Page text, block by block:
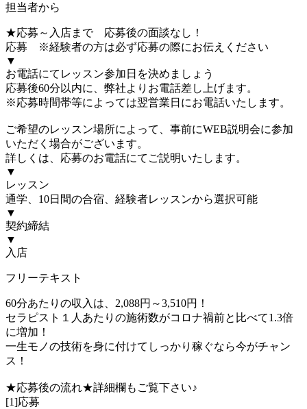
担当者から
★応募～入店まで 応募後の面談なし！
応募 ※経験者の方は必ず応募の際にお伝えください
▼
お電話にてレッスン参加日を決めましょう
応募後60分以内に、弊社よりお電話差し上げます。
※応募時間帯等によっては翌営業日にお電話いたします。
ご希望のレッスン場所によって、事前にWEB説明会に参加
いただく場合がございます。
詳しくは、応募のお電話にてご説明いたします。
▼
レッスン
通学、10日間の合宿、経験者レッスンから選択可能
▼
契約締結
▼
入店
フリーテキスト
60分あたりの収入は、2,088円～3,510円！
セラピスト１人あたりの施術数がコロナ禍前と比べて1.3倍
に増加！
一生モノの技術を身に付けてしっかり稼ぐなら今がチャン
ス！
★応募後の流れ★詳細欄もご覧下さい♪
[1]応募